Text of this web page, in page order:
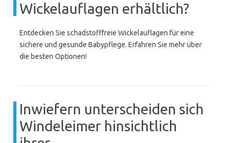
Wickelauflagen erhältlich?
Entdecken Sie schadstofffreie Wickelauflagen für eine
sichere und gesunde Babypflege. Erfahren Sie mehr über
die besten Optionen!
Inwiefern unterscheiden sich
Windeleimer hinsichtlich